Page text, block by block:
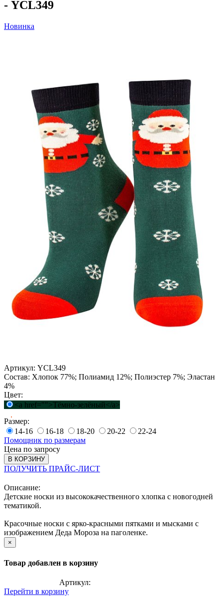
- YCL349
Новинка
Артикул: YCL349
Состав: Хлопок 77%; Полиамид 12%; Полиэстер 7%; Эластан
4%
Цвет:
<a href="">Тёмно-зелёный</a>
Размер:
14-16
16-18 18-20 20-22
22-24
Помощник по размерам
Цена по запросу
В КОРЗИНУ
ПОЛУЧИТЬ ПРАЙС-ЛИСТ
Описание:
Детские носки из высококачественного хлопка с новогодней
тематикой.
Красочные носки с ярко-красными пятками и мысками с
изображением Деда Мороза на паголенке.
×
Товар добавлен в корзину
Артикул:
Перейти в корзину